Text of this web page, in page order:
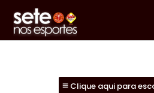
Clique aqui para